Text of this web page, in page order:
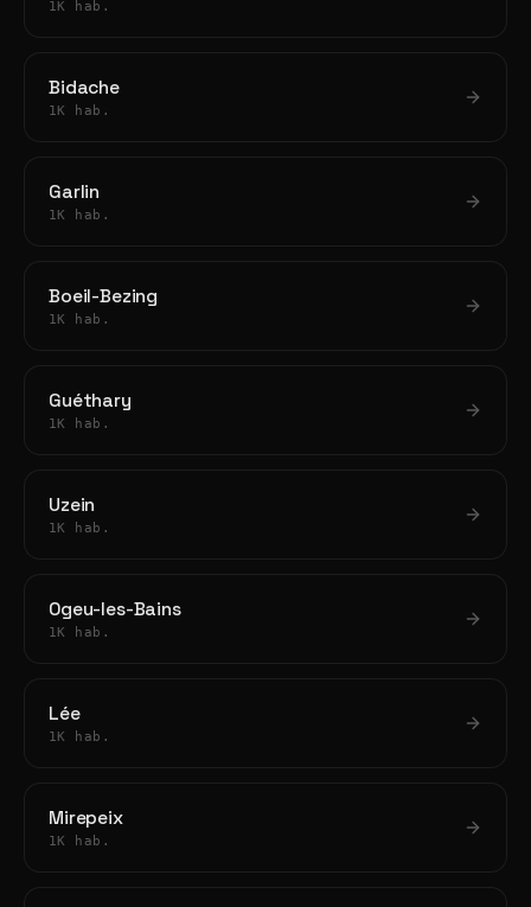
1K hab.
Bidache
1K hab.
Garlin
1K hab.
Boeil-Bezing
1K hab.
Guéthary
1K hab.
Uzein
1K hab.
Ogeu-les-Bains
1K hab.
Lée
1K hab.
Mirepeix
1K hab.